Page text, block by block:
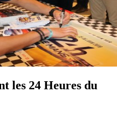
les 24 Heures du